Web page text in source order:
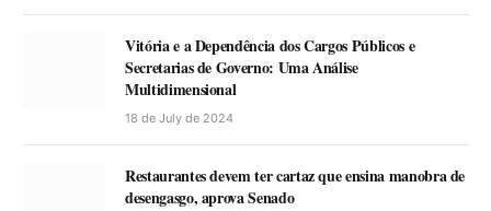
Vitória e a Dependência dos Cargos Públicos e
Secretarias de Governo: Uma Análise
Multidimensional
18 de July de 2024
Restaurantes devem ter cartaz que ensina manobra de
desengasgo, aprova Senado